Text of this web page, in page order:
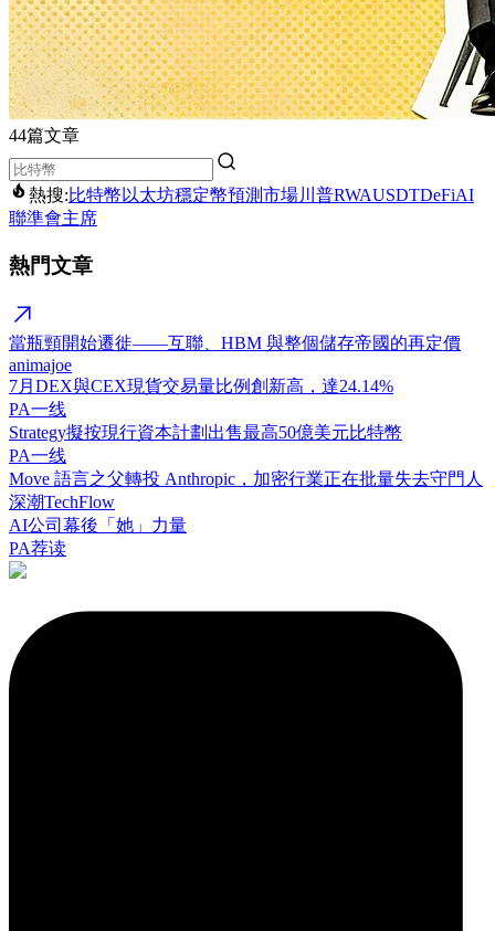
44篇文章
熱搜:比特幣 以太坊穩定幣預測市場川普RWAUSDTDeFiAI
聯準會主席
熱門文章
當瓶頸開始遷徙——互聯、HBM 與整個儲存帝國的再定價
animajoe
7月DEX與CEX現貨交易量比例創新高，達24.14%
PA一线
Strategy擬按現行資本計劃出售最高50億美元比特幣
PA一线
Move 語言之父轉投 Anthropic，加密行業正在批量失去守門人
深潮TechFlow
AI公司幕後「她」力量
PA荐读